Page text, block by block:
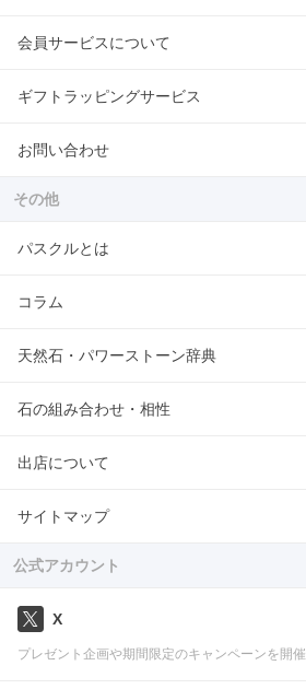
会員サービスについて
ギフトラッピングサービス
お問い合わせ
その他
パスクルとは
コラム
天然石・パワーストーン辞典
石の組み合わせ・相性
出店について
サイトマップ
公式アカウント
X
プレゼント企画や期間限定のキャンペーンを開催